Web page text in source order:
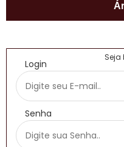
Seja
Login
Senha